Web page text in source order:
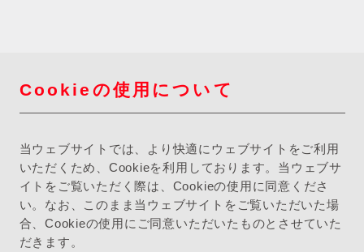
Cookieの使用について
当ウェブサイトでは、より快適にウェブサイトをご利用
いただくため、Cookieを利用しております。当ウェブサ
イトをご覧いただく際は、Cookieの使用に同意くださ
い。なお、このまま当ウェブサイトをご覧いただいた場
合、Cookieの使用にご同意いただいたものとさせていた
だきます。